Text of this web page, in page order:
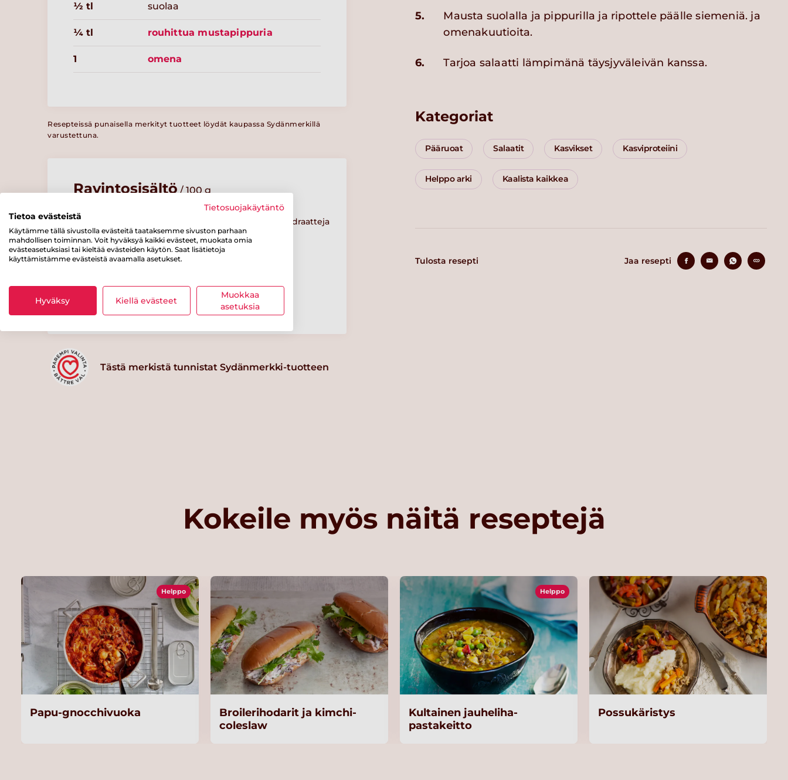
½ tl suolaa
¼ tl rouhittua mustapippuria
1 omena
Resepteissä punaisella merkityt tuotteet löydät kaupassa Sydänmerkillä
varustettuna.
Ravintosisältö/ 100 g
Energiaa
95 kcal
6 g
tyydyttynyttä
rasvaa
0.5 g
Hiilihydraatteja
3 g
3 g
0.2 g
Tästä merkistä tunnistat Sydänmerkki-tuotteen
5.
Mausta suolalla ja pippurilla ja ripottele päälle siemeniä. ja
omenakuutioita.
6. Tarjoa salaatti lämpimänä täysjyväleivän kanssa.
Kategoriat
Pääruoat Salaatit Kasvikset Kasviproteiini
Helppo arki Kaalista kaikkea
Tulosta resepti Jaa resepti
Kokeile myös näitä reseptejä
Helppo
Papu-gnocchivuoka
Broilerihodarit ja kimchi-
coleslaw
Helppo
Kultainen jauheliha-
pastakeitto
Possukäristys
Tietosuojakäytäntö
Tietoa evästeistä
Käytämme tällä sivustolla evästeitä taataksemme sivuston parhaan
mahdollisen toiminnan. Voit hyväksyä kaikki evästeet, muokata omia
evästeasetuksiasi tai kieltää evästeiden käytön. Saat lisätietoja
käyttämistämme evästeistä avaamalla asetukset.
Hyväksy Kiellä evästeet
Muokkaa
asetuksia